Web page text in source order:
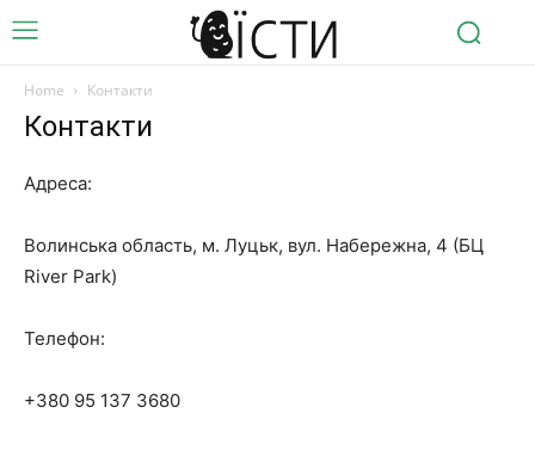
Home Контакти
Контакти
Адреса:
Волинська область, м. Луцьк, вул. Набережна, 4 (БЦ
River Park)
Телефон:
+380 95 137 3680